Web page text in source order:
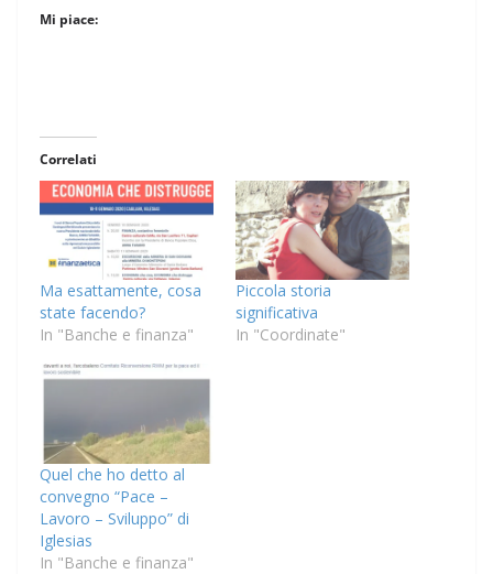
Mi piace:
Correlati
Ma esattamente, cosa
state facendo?
In "Banche e finanza"
Piccola storia
significativa
In "Coordinate"
Quel che ho detto al
convegno “Pace –
Lavoro – Sviluppo” di
Iglesias
In "Banche e finanza"